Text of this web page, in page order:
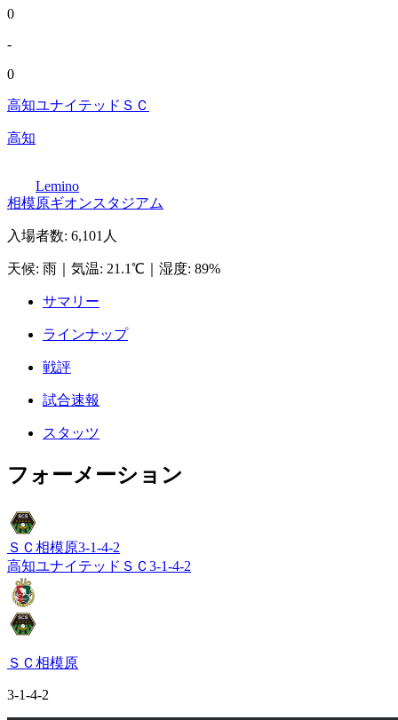
0
-
0
高知ユナイテッドＳＣ
高知
Lemino
相模原ギオンスタジアム
入場者数: 6,101人
天候: 雨 気温: 21.1℃ 湿度: 89%
サマリー
ラインナップ
戦評
試合速報
スタッツ
フォーメーション
ＳＣ相模原3-1-4-2
高知ユナイテッドＳＣ 3-1-4-2
ＳＣ相模原
3-1-4-2